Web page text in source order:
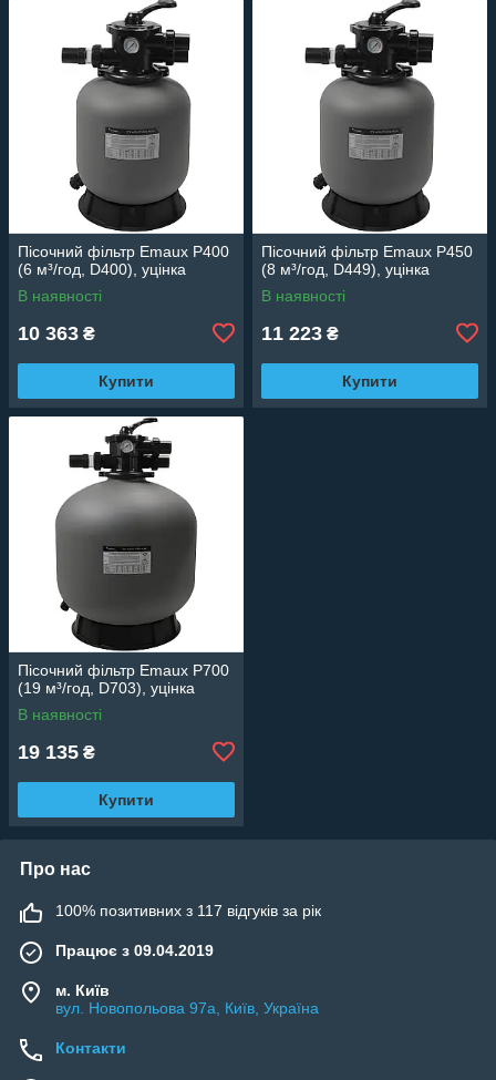
Пісочний фільтр Emaux P400
(6 м³/год, D400), уцінка
В наявності
10 363 ₴
Купити
Пісочний фільтр Emaux P450
(8 м³/год, D449), уцінка
В наявності
11 223 ₴
Купити
Пісочний фільтр Emaux P700
(19 м³/год, D703), уцінка
В наявності
19 135 ₴
Купити
Про нас
100% позитивних з 117 відгуків за рік
Працює з 09.04.2019
м. Київ
вул. Новопольова 97а, Київ, Україна
Контакти